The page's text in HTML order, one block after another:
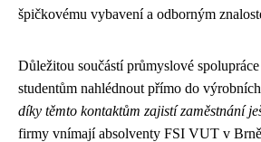
špičkovému vybavení a odborným
Důležitou součástí průmyslové
studentům nahlédnout přímo do
díky těmto kontaktům zajistí zaměstnání
firmy vnímají absolventy FSI VUT v